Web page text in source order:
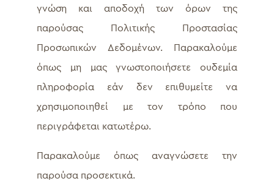
γνώση και αποδοχή των όρων της
παρούσας Πολιτικής Προστασίας
Προσωπικών Δεδομένων. Παρακαλούμε
όπως μη μας γνωστοποιήσετε ουδεμία
πληροφορία εάν δεν επιθυμείτε να
χρησιμοποιηθεί με τον τρόπο που
περιγράφεται κατωτέρω.
Παρακαλούμε όπως αναγνώσετε την
παρούσα προσεκτικά.